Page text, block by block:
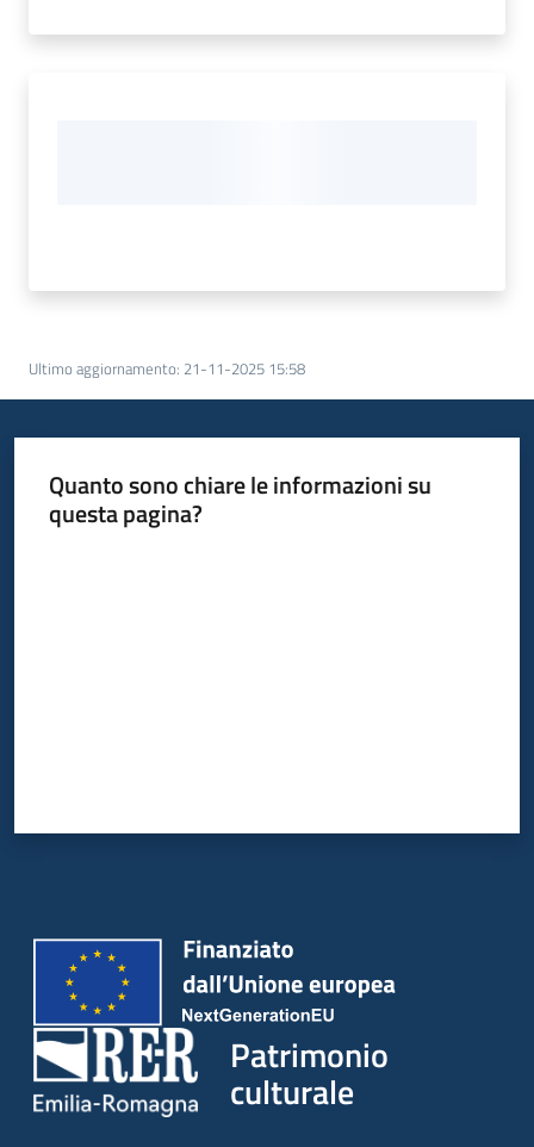
Ultimo aggiornamento: 21-11-2025 15:58
Quanto sono chiare le informazioni su
questa pagina?
Patrimonio
culturale